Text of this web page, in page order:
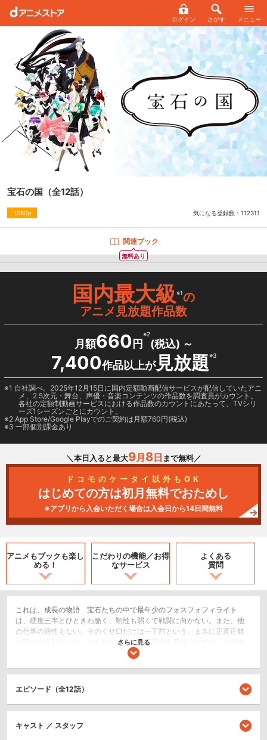
ログイン さがす メニュー
宝石の国 （全12話）
1080p 気になる登録数： 112311
無料あり
関連ブック
国内最大級※1の
アニメ見放題作品数
月額660 円
※2
(税込) ～
7,400作品以上が見放題※3
1 自社調べ。2025年12月15日に国内定額動画配信サービスが配信していたアニ
メ、2.5次元・舞台、声優・音楽コンテンツの作品数を調査員がカウント。
各社の定額制動画サービスにおける作品数のカウントにあたって、TVシリ
ーズ1シーズンごとにカウント。
2 App Store/Google Playでのご契約は月額760円(税込)
3 一部個別課金あり
＼本日入ると最大9月 8日 まで無料／
ドコモのケータイ以外もOK
はじめての方は初月無料でおためし
※アプリから入会いただく場合は入会日から14日間無料
アニメもブックも楽し
める！
こだわりの機能／お得
なサービス
よくある
質問
これは、成長の物語 宝石たちの中で最年少のフォスフォフィライト
は、硬度三半とひときわ脆く、靭性も弱くて戦闘に向かない。また、他
の仕事の適性もない。そのくせ口だけは一丁前という、まさに正真正銘
の落ちこぼれだった。そんなフォスに、三百歳を目前にしてやっと初め
ての仕事が与えられる。それは、博物誌編纂という仕事。地味な仕事に
中で、しだいに大きなうねりに飲み込まれてゆく。そしてついに、彼は
望まぬかたちで、欲しかった“強さ”を手にするのだが──。
さらに見る
エピソード（全12話）
キャスト ／ スタッフ